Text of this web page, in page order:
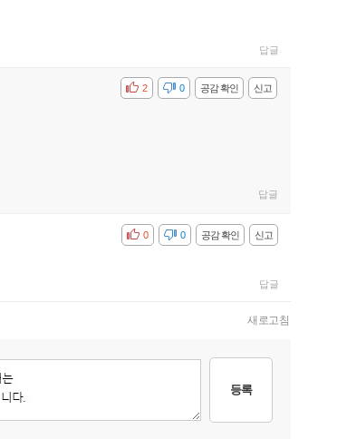
답글
신고
공감 확인
비공감 0
2
답글
신고
공감 확인
비공감 0
0
답글
새로고침
등록